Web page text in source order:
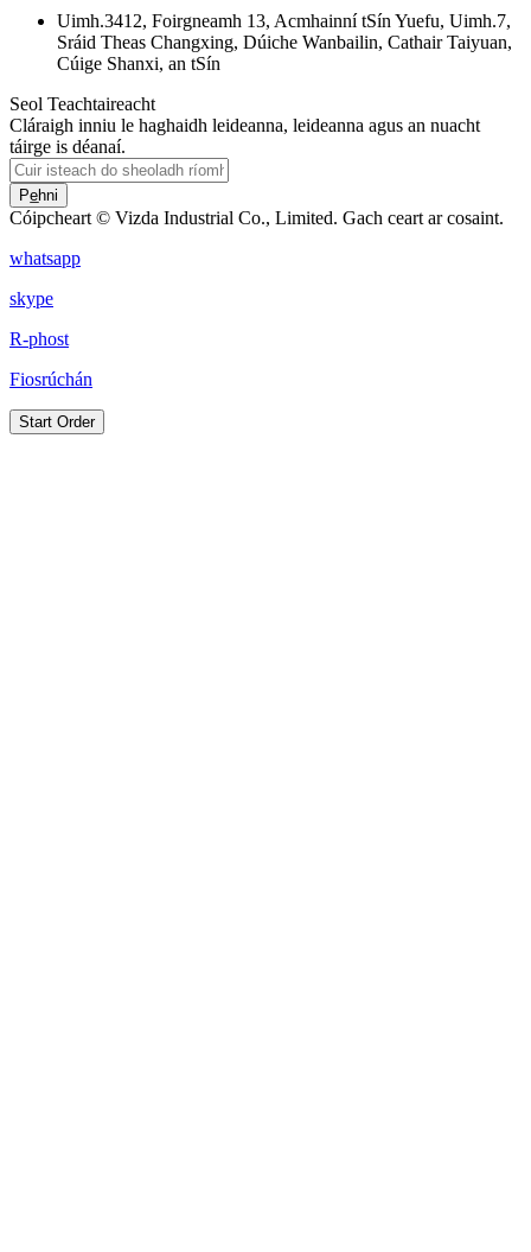
Uimh.3412, Foirgneamh 13, Acmhainní tSín Yuefu, Uimh.7,
Sráid Theas Changxing, Dúiche Wanbailin, Cathair Taiyuan,
Cúige Shanxi, an tSín
Seol Teachtaireacht
Cláraigh inniu le haghaidh leideanna, leideanna agus an nuacht
táirge is déanaí.
Pe̲hni
Cóipcheart © Vizda Industrial Co., Limited. Gach ceart ar cosaint.
whatsapp
skype
R-phost
Fiosrúchán
Start Order